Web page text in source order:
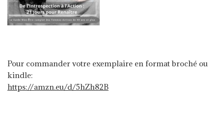
Pour commander votre exemplaire en format broché ou
kindle:
https://amzn.eu/d/5hZh82B